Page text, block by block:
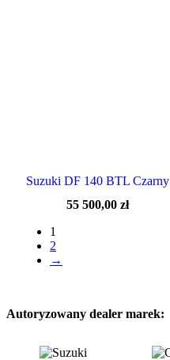
Suzuki DF 140 BTL Czarny
55 500,00 zł
1
2
→
Autoryzowany dealer marek: